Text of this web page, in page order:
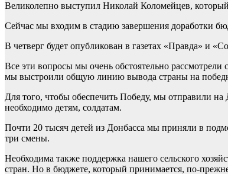
Великолепно выступил Николай Коломейцев,
Сейчас мы входим в стадию завершения доработки
В четверг будет опубликован в газетах «Правда» и
Все эти вопросы мы очень обстоятельно
мы выстроили общую линию вывода страны на
Для того, чтобы обеспечить Победу, мы отправили
необходимо детям, солдатам.
Почти 20 тысяч детей из Донбасса мы приняли в
три смены.
Необходима также поддержка нашего сельского
стран. Но в бюджете, который принимается, по-